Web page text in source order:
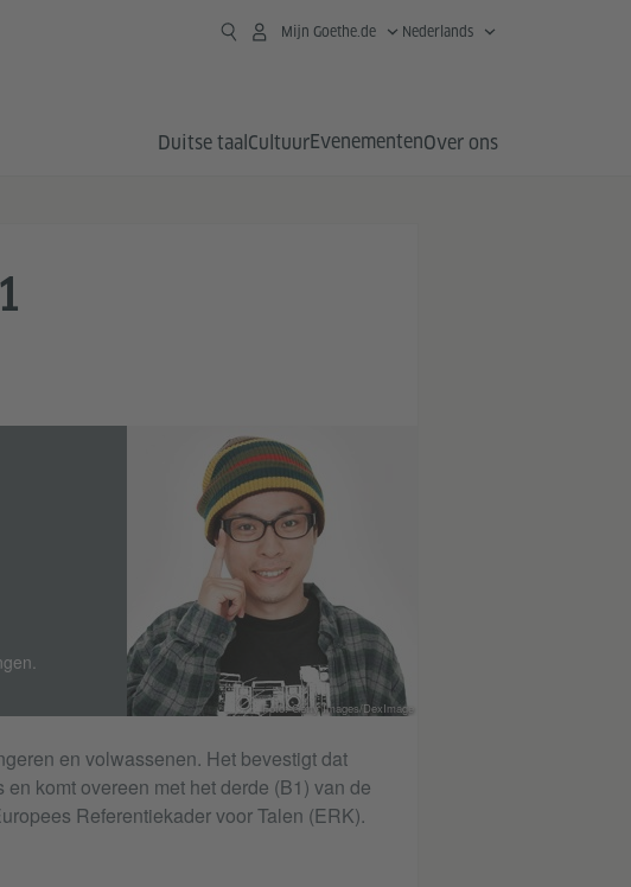
Mijn Goethe.de Nederlands
Duitse taalCultuurEvenementenOver ons
Foto: Getty Images/DexImage
en volwassenen. Het bevestigt dat
komt overeen met het derde (B1) van de
Referentiekader voor Talen (ERK).